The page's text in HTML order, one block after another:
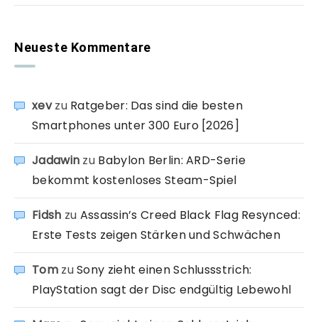
Neueste Kommentare
xevzu Ratgeber: Das sind die besten
Smartphones unter 300 Euro [2026]
Jadawin zu Babylon Berlin: ARD-Serie
bekommt kostenloses Steam-Spiel
Fidsh zu Assassin’s Creed Black Flag Resynced:
Erste Tests zeigen Stärken und Schwächen
TomzuSony zieht einen Schlussstrich:
PlayStation sagt der Disc endgültig Lebewohl